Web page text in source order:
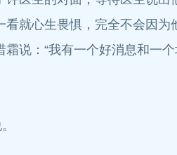
心生畏惧，完全不会因为
：“我有一个好消息和一个